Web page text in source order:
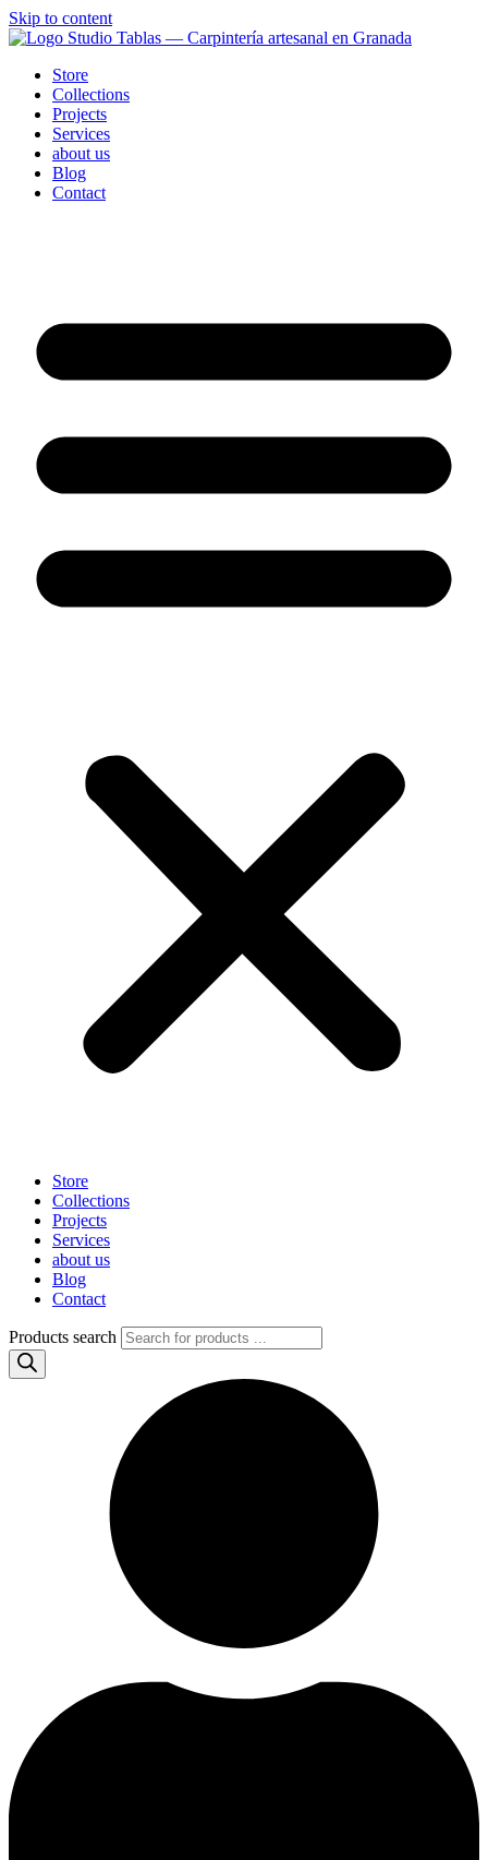
Skip to content
Store
Collections
Projects
Services
about us
Blog
Contact
Store
Collections
Projects
Services
about us
Blog
Contact
Products search